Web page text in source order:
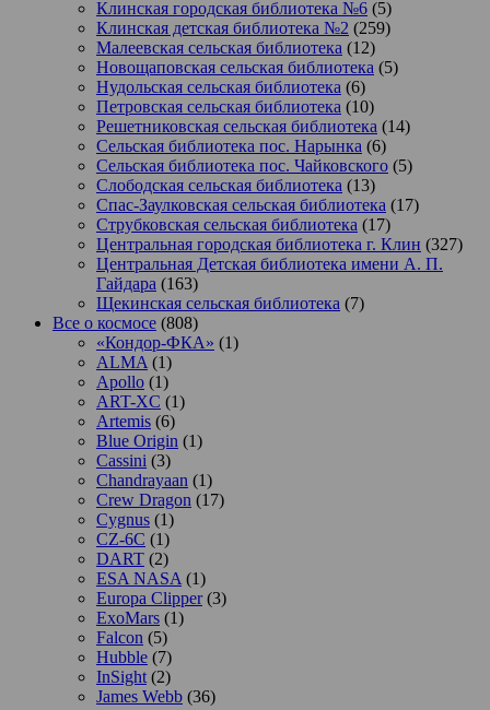
Клинская городская библиотека №6 (5)
Клинская детская библиотека №2 (259)
Малеевская сельская библиотека (12)
Новощаповская сельская библиотека (5)
Нудольская сельская библиотека (6)
Петровская сельская библиотека (10)
Решетниковская сельская библиотека (14)
Сельская библиотека пос. Нарынка (6)
Сельская библиотека пос. Чайковского (5)
Слободская сельская библиотека (13)
Спас-Заулковская сельская библиотека (17)
Струбковская сельская библиотека (17)
Центральная городская библиотека г. Клин (327)
Центральная Детская библиотека имени А. П.
Гайдара (163)
Щекинская сельская библиотека (7)
Все о космосе (808)
«Кондор-ФКА» (1)
ALMA (1)
Apollo (1)
ART-XC (1)
Artemis (6)
Blue Origin (1)
Cassini (3)
Chandrayaan (1)
Crew Dragon (17)
Cygnus (1)
CZ-6C (1)
DART (2)
ESA NASA (1)
Europa Clipper(3)
ExoMars (1)
Falcon (5)
Hubble (7)
InSight (2)
James Webb (36)